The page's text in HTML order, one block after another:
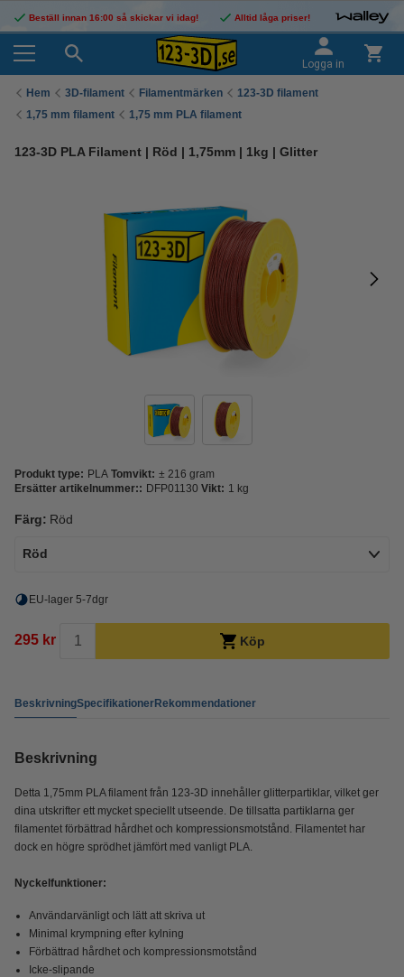
Beställ innan 16:00 så skickar vi idag! Alltid låga priser!
Logga in
Hem 3D-filament Filamentmärken
123-3D filament
1,75 mm filament
1,75 mm PLA filament
123-3D PLA Filament | Röd | 1,75mm | 1kg | Glitter
Produkt type: PLA Tomvikt: ± 216 gram
Ersätter artikelnummer:: DFP01130 Vikt: 1 kg
Färg: Röd
Röd
EU-lager 5-7dgr
295 kr Köp
BeskrivningSpecifikationerRekommendationer
Beskrivning
Detta 1,75mm PLA filament från 123-3D innehåller glitterpartiklar, vilket ger
dina utskrifter ett mycket speciellt utseende. De tillsatta partiklarna ger
filamentet förbättrad hårdhet och kompressionsmotstånd. Filamentet har
dock en högre sprödhet jämfört med vanligt PLA.
Nyckelfunktioner:
Användarvänligt och lätt att skriva ut
Minimal krympning efter kylning
Förbättrad hårdhet och kompressionsmotstånd
Icke-slipande